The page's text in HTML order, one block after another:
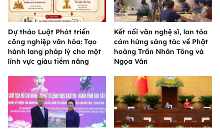
Dự thảo Luật Phát triển
công nghiệp văn hóa: Tạo
hành lang pháp lý cho một
lĩnh vực giàu tiềm năng
Kết nối văn nghệ sĩ, lan tỏa
cảm hứng sáng tác về Phật
hoàng Trần Nhân Tông và
Ngọa Vân